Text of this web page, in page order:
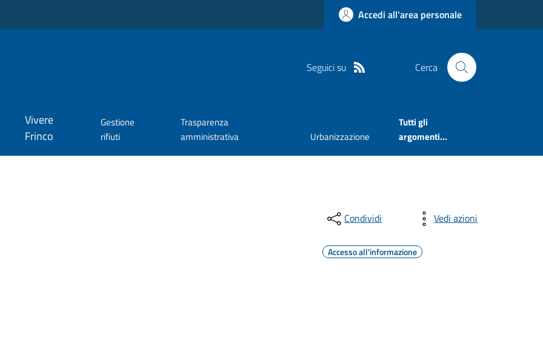
Accedi all'area personale
Seguici su Cerca
Vivere
Frinco
Gestione
rifiuti
Trasparenza
amministrativa
Urbanizzazione
Tutti gli
argomenti...
Condividi Vedi azioni
Accesso all'informazione